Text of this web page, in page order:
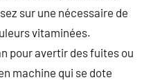
sur une nécessaire de
vitaminées.
pour avertir des fuites ou
machine qui se dote